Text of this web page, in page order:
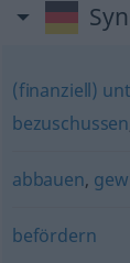
(finanziell)
bezuschussen
abbauen,
befördern